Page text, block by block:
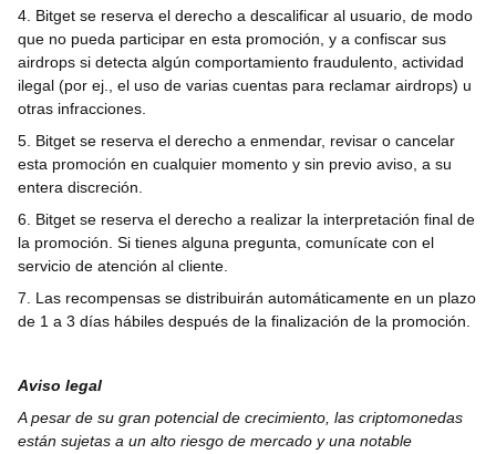
4. Bitget se reserva el derecho a descalificar al usuario, de modo
que no pueda participar en esta promoción, y a confiscar sus
airdrops si detecta algún comportamiento fraudulento, actividad
ilegal (por ej., el uso de varias cuentas para reclamar airdrops) u
otras infracciones.
5. Bitget se reserva el derecho a enmendar, revisar o cancelar
esta promoción en cualquier momento y sin previo aviso, a su
entera discreción.
6. Bitget se reserva el derecho a realizar la interpretación final de
la promoción. Si tienes alguna pregunta, comunícate con el
servicio de atención al cliente.
7. Las recompensas se distribuirán automáticamente en un plazo
de 1 a 3 días hábiles después de la finalización de la promoción.
Aviso legal
A pesar de su gran potencial de crecimiento, las criptomonedas
están sujetas a un alto riesgo de mercado y una notable